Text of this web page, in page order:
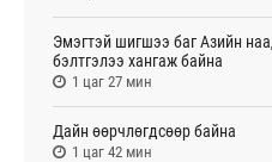
Эмэгтэй шигшээ баг Азийн
бэлтгэлээ хангаж байна
1 цаг 27 мин
Дайн өөрчлөгдсөөр байна
1 цаг 42 мин